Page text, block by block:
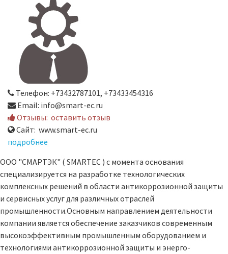
Телефон: +73432787101, +73433454316
Email: info@smart-ec.ru
Отзывы: оставить отзыв
Сайт: www.smart-ec.ru
подробнее
ООО "СМАРТЭК" ( SMARTEC ) c момента основания
специализируется на разработке технологических
комплексных решений в области антикоррозионной защиты
и сервисных услуг для различных отраслей
промышленности.Основным направлением деятельности
компании является обеспечение заказчиков современным
высокоэффективным промышленным оборудованием и
технологиями антикоррозионной защиты и энерго-